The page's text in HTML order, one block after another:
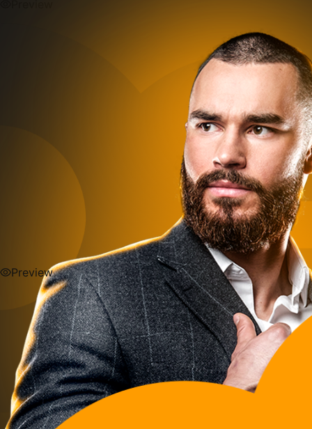
Preview